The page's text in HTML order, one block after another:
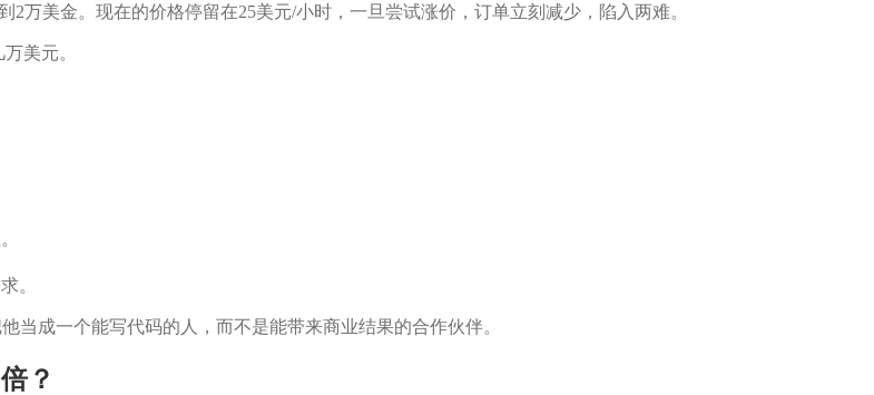
万美金。现在的价格停留在25美元/小时，一旦尝试涨价，订单立刻减少，陷入两难。
美元。
。
当成一个能写代码的人，而不是能带来商业结果的合作伙伴。
？